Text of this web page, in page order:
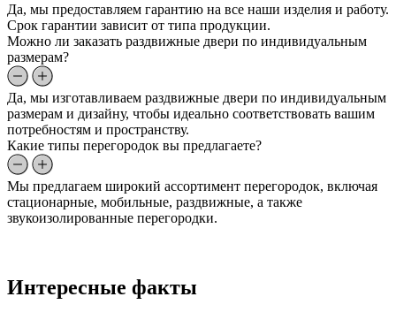
Да, мы предоставляем гарантию на все наши изделия и работу.
Срок гарантии зависит от типа продукции.
Можно ли заказать раздвижные двери по индивидуальным
размерам?
Да, мы изготавливаем раздвижные двери по индивидуальным
размерам и дизайну, чтобы идеально соответствовать вашим
потребностям и пространству.
Какие типы перегородок вы предлагаете?
Мы предлагаем широкий ассортимент перегородок, включая
стационарные, мобильные, раздвижные, а также
звукоизолированные перегородки.
Интересные факты